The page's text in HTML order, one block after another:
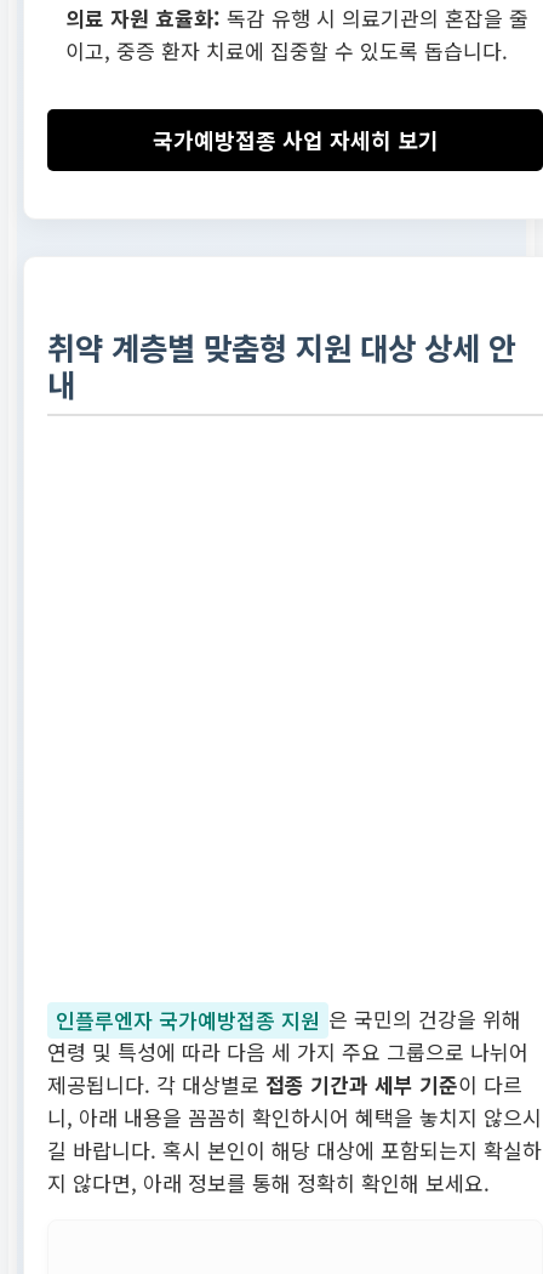
의료 자원 효율화: 독감 유행 시 의료기관의 혼잡을 줄
이고, 중증 환자 치료에 집중할 수 있도록 돕습니다.
국가예방접종 사업 자세히 보기
취약 계층별 맞춤형 지원 대상 상세 안
내
인플루엔자 국가예방접종 지원 은 국민의 건강을 위해
연령 및 특성에 따라 다음 세 가지 주요 그룹으로 나뉘어
제공됩니다. 각 대상별로 접종 기간과 세부 기준이 다르
니, 아래 내용을 꼼꼼히 확인하시어 혜택을 놓치지 않으시
길 바랍니다. 혹시 본인이 해당 대상에 포함되는지 확실하
지 않다면, 아래 정보를 통해 정확히 확인해 보세요.